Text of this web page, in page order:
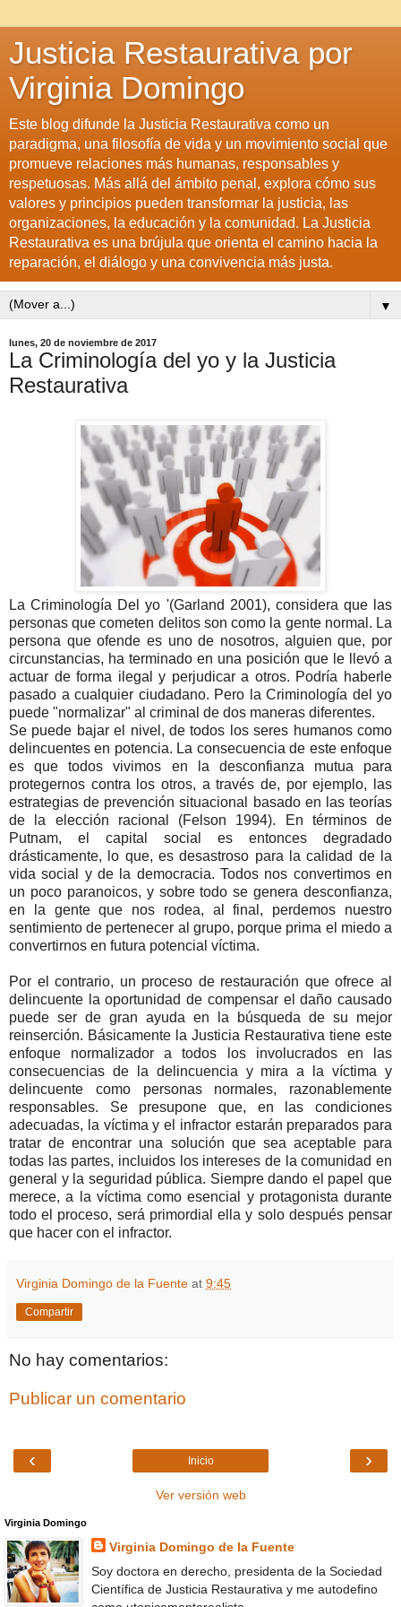
Justicia Restaurativa por
Virginia Domingo
Este blog difunde la Justicia Restaurativa como un
paradigma, una filosofía de vida y un movimiento social que
promueve relaciones más humanas, responsables y
respetuosas. Más allá del ámbito penal, explora cómo sus
valores y principios pueden transformar la justicia, las
organizaciones, la educación y la comunidad. La Justicia
Restaurativa es una brújula que orienta el camino hacia la
reparación, el diálogo y una convivencia más justa.
▼
lunes, 20 de noviembre de 2017
La Criminología del yo y la Justicia
Restaurativa
La Criminología Del yo '(Garland 2001), considera que las
personas que cometen delitos son como la gente normal. La
persona que ofende es uno de nosotros, alguien que, por
circunstancias, ha terminado en una posición que le llevó a
actuar de forma ilegal y perjudicar a otros. Podría haberle
pasado a cualquier ciudadano. Pero la Criminología del yo
puede "normalizar" al criminal de dos maneras diferentes.
Se puede bajar el nivel, de todos los seres humanos como
delincuentes en potencia. La consecuencia de este enfoque
es que todos vivimos en la desconfianza mutua para
protegernos contra los otros, a través de, por ejemplo, las
estrategias de prevención situacional basado en las teorías
de la elección racional (Felson 1994). En términos de
Putnam, el capital social es entonces degradado
drásticamente, lo que, es desastroso para la calidad de la
vida social y de la democracia. Todos nos convertimos en
un poco paranoicos, y sobre todo se genera desconfianza,
en la gente que nos rodea, al final, perdemos nuestro
sentimiento de pertenecer al grupo, porque prima el miedo a
convertirnos en futura potencial víctima.
Por el contrario, un proceso de restauración que ofrece al
delincuente la oportunidad de compensar el daño causado
puede ser de gran ayuda en la búsqueda de su mejor
reinserción. Básicamente la Justicia Restaurativa tiene este
enfoque normalizador a todos los involucrados en las
consecuencias de la delincuencia y mira a la víctima y
delincuente como personas normales, razonablemente
responsables. Se presupone que, en las condiciones
adecuadas, la víctima y el infractor estarán preparados para
tratar de encontrar una solución que sea aceptable para
todas las partes, incluidos los intereses de la comunidad en
general y la seguridad pública. Siempre dando el papel que
merece, a la víctima como esencial y protagonista durante
todo el proceso, será primordial ella y solo después pensar
que hacer con el infractor.
Virginia Domingo de la Fuente at 9:45
Compartir
No hay comentarios:
Publicar un comentario
‹ ›
Inicio
Ver versión web
Virginia Domingo
Virginia Domingo de la Fuente
Soy doctora en derecho, presidenta de la Sociedad
Científica de Justicia Restaurativa y me autodefino